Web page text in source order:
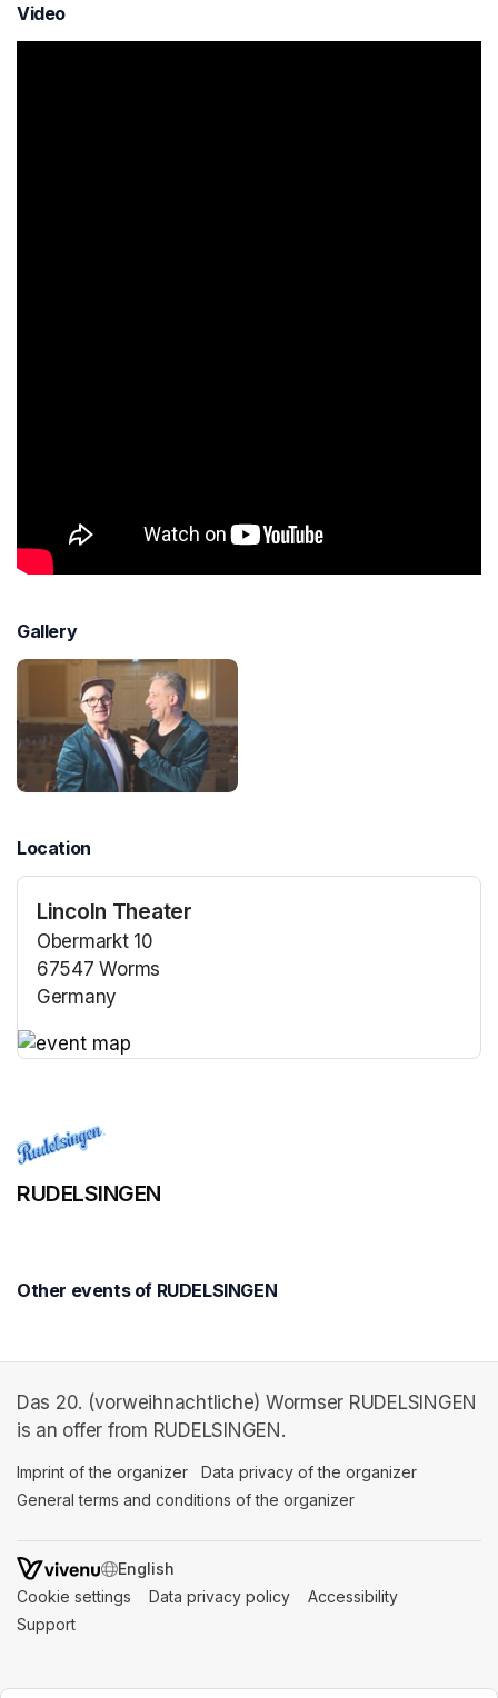
Video
Gallery
Location
Lincoln Theater
Obermarkt 10
67547 Worms
Germany
RUDELSINGEN
Other events of RUDELSINGEN
Das 20. (vorweihnachtliche) Wormser RUDELSINGEN
is an offer from RUDELSINGEN.
Imprint of the organizer (opens in a new tab)
Data privacy of the organizer
General terms and conditions of the organizer
SWITCH LANGUAGE
Cookie settings (opens in a new tab)
Data privacy policy (opens in a new tab)
Accessibility
Support